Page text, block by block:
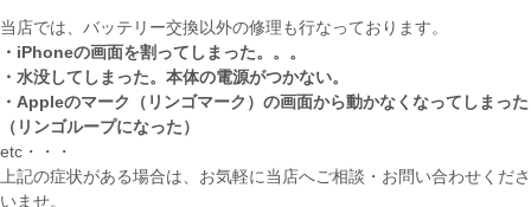
当店では、バッテリー交換以外の修理も行なっております。
・iPhoneの画面を割ってしまった。。。
・水没してしまった。本体の電源がつかない。
・Appleのマーク（リンゴマーク）の画面から動かなくなってしまった
（リンゴループになった）
etc・・・
上記の症状がある場合は、お気軽に当店へご相談・お問い合わせくださ
いませ。